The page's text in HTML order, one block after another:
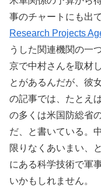
事のチャートにも出
Research Projects
うした関連機関の一
京で中村さんを取材
とがあるんだが、彼
の記事では、たとえ
の多くは米国防総省
だ、と書いている。
限りなくあいまい、
にある科学技術で軍
いかもしれません。